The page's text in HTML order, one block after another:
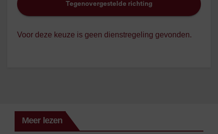
Tegenovergestelde richting
Voor deze keuze is geen dienstregeling gevonden.
Meer lezen